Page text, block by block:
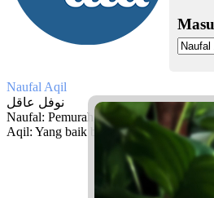
Naufal Aqil
نوفل عاقل
Naufal: Pemurah, dermawan
Aqil: Yang baik budi, bijaksana, dapat